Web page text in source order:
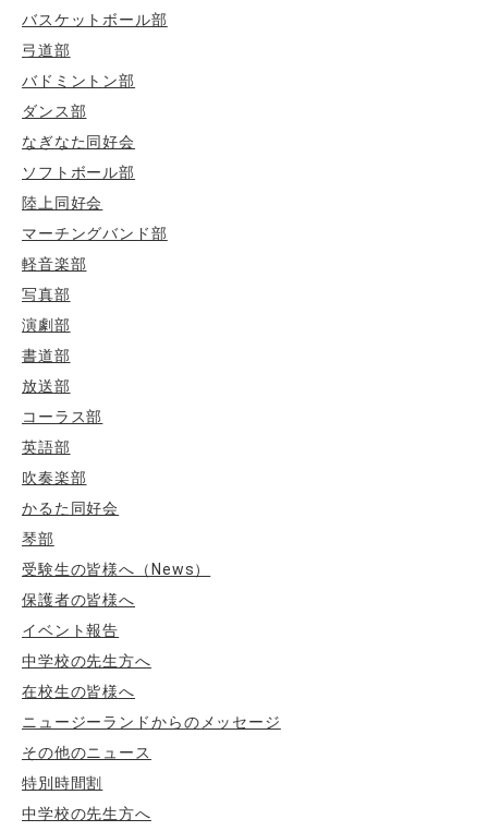
バスケットボール部
弓道部
バドミントン部
ダンス部
なぎなた同好会
ソフトボール部
陸上同好会
マーチングバンド部
軽音楽部
写真部
演劇部
書道部
放送部
コーラス部
英語部
吹奏楽部
かるた同好会
琴部
受験生の皆様へ（News）
保護者の皆様へ
イベント報告
中学校の先生方へ
在校生の皆様へ
ニュージーランドからのメッセージ
その他のニュース
特別時間割
中学校の先生方へ